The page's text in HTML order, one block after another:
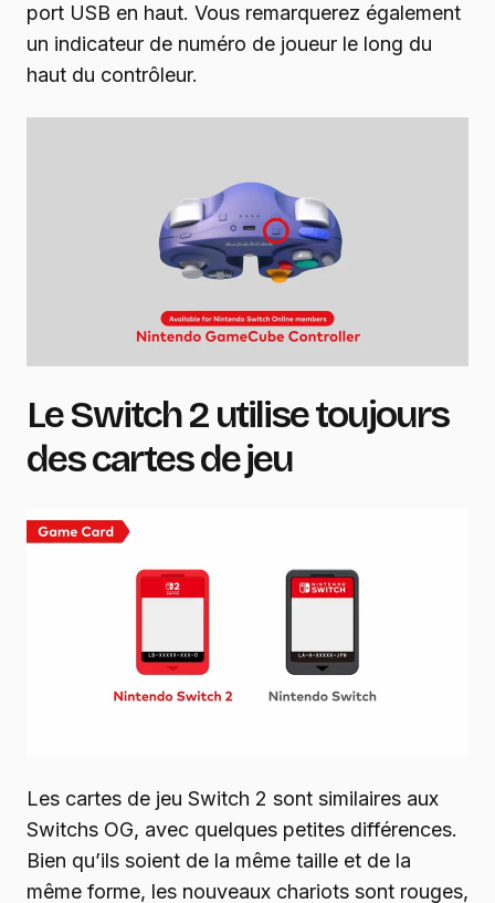
port USB en haut. Vous remarquerez également
un indicateur de numéro de joueur le long du
haut du contrôleur.
Le Switch 2 utilise toujours
des cartes de jeu
Les cartes de jeu Switch 2 sont similaires aux
Switchs OG, avec quelques petites différences.
Bien qu’ils soient de la même taille et de la
même forme, les nouveaux chariots sont rouges,